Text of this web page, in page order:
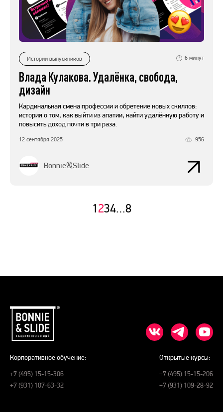
Истории выпускников 6 минут
Влада Кулакова. Удалёнка, свобода,
дизайн
Кардинальная смена профессии и обретение новых скиллов:
история о том, как выйти из апатии, найти удалённую работу и
повысить доход почти в три раза.
12 сентября 2025 956
Bonnie&Slide
1234…8
Корпоративное обучение:
+7 (495) 15-15-306
+7 (931) 107-63-32
Открытые курсы:
+7 (495) 15-15-206
+7 (931) 109-28-92